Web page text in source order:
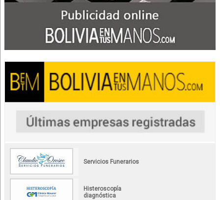
Servicios Funerarios
Histeroscopía
diagnóstica